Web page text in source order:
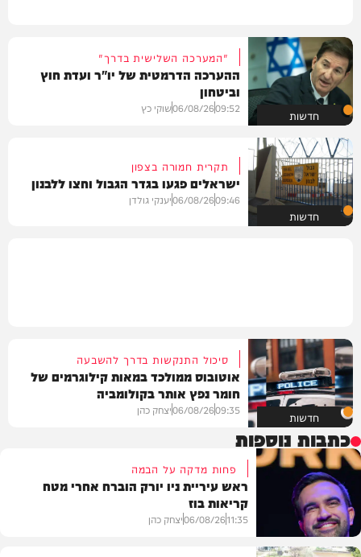
חדשות
"המערכה השלישית בדרך"
ההערכה הדרמטית של יו"ר ועדת חוץ
וביטחון
09:52
06/08/26שוקי כץ
חדשות
תקרית חמורה בצפון
ישראלים פגעו בגדר הגבול וחצו ללבנון
09:46
06/08/26יענקי גולדן
חדשות
סיכול התנקשות בדרך להשבעה
אוטובוס ממולכד במאות קילוגרמים של
חומר נפץ אותר בקולומביה
09:35
06/08/26יצחק כהן
כתבות נוספות
פחות מדקה על הבמה
ראש עיריית ניו יורק הוברח אחרי מטח
קריאות בוז
11:35
06/08/26יצחק כהן